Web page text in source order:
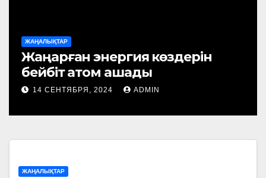
ЖАҢАЛЫҚТАР
Жаңарған энергия көздерін
бейбіт атом ашады
14 СЕНТЯБРЯ, 2024 ADMIN
ЖАҢАЛЫҚТАР